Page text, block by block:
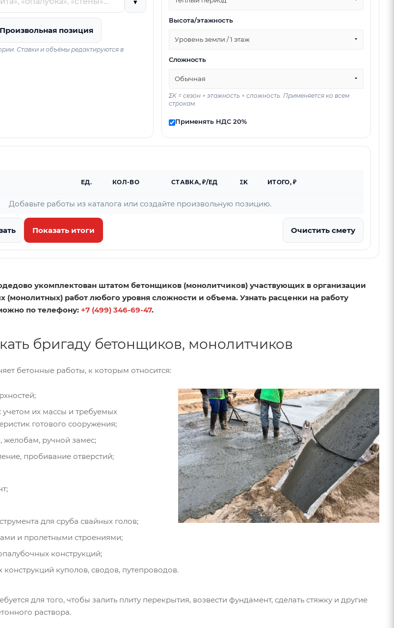
Произвольная позиция
Ставки и объёмы редактируются в
Высота/этажность
Уровень земли / 1 этаж
Сложность
Обычная
ΣK = сезон × этажность × сложность. Применяется ко всем
строкам.
Применять НДС 20%
ЕД. КОЛ-ВО СТАВКА, ₽/ЕД ΣK ИТОГО, ₽
Добавьте работы из каталога или создайте произвольную позицию.
Показать итоги Очистить смету
укомплектован штатом бетонщиков (монолитчиков) участвующих в организации
(монолитных) работ любого уровня сложности и объема. Узнать расценки на работу
по телефону: +7 (499) 346-69-47.
бригаду бетонщиков, монолитчиков
бетонные работы, к которым относится:
их массы и требуемых
готового сооружения;
желобам, ручной замес;
пробивание отверстий;
для сруба свайных голов;
и пролетными строениями;
конструкций;
куполов, сводов, путепроводов.
для того, чтобы залить плиту перекрытия, возвести фундамент, сделать стяжку и другие
раствора.